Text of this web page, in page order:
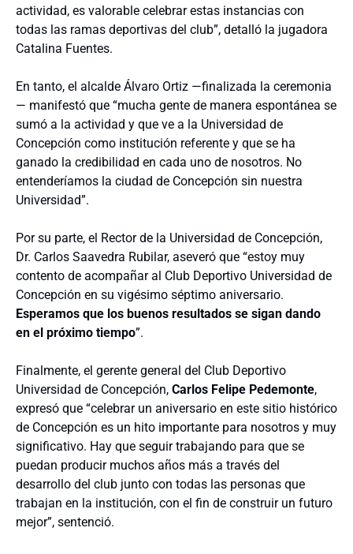
actividad, es valorable celebrar estas instancias con
todas las ramas deportivas del club”, detalló la jugadora
Catalina Fuentes.
En tanto, el alcalde Álvaro Ortiz —finalizada la ceremonia
— manifestó que “mucha gente de manera espontánea se
sumó a la actividad y que ve a la Universidad de
Concepción como institución referente y que se ha
ganado la credibilidad en cada uno de nosotros. No
entenderíamos la ciudad de Concepción sin nuestra
Universidad”.
Por su parte, el Rector de la Universidad de Concepción,
Dr. Carlos Saavedra Rubilar, aseveró que “estoy muy
contento de acompañar al Club Deportivo Universidad de
Concepción en su vigésimo séptimo aniversario.
Esperamos que los buenos resultados se sigan dando
en el próximo tiempo”.
Finalmente, el gerente general del Club Deportivo
Universidad de Concepción, Carlos Felipe Pedemonte,
expresó que “celebrar un aniversario en este sitio histórico
de Concepción es un hito importante para nosotros y muy
significativo. Hay que seguir trabajando para que se
puedan producir muchos años más a través del
desarrollo del club junto con todas las personas que
trabajan en la institución, con el fin de construir un futuro
mejor”, sentenció.